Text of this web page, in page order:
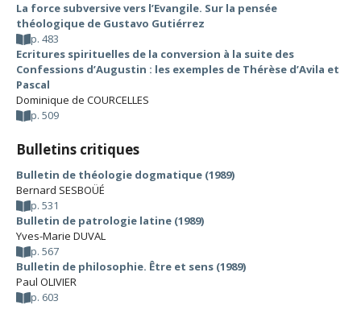
La force subversive vers l’Evangile. Sur la pensée
théologique de Gustavo Gutiérrez
p. 483
Ecritures spirituelles de la conversion à la suite des
Confessions d’Augustin : les exemples de Thérèse d’Avila et
Pascal
Dominique de COURCELLES
p. 509
Bulletins critiques
Bulletin de théologie dogmatique (1989)
Bernard SESBOÜÉ
p. 531
Bulletin de patrologie latine (1989)
Yves-Marie DUVAL
p. 567
Bulletin de philosophie. Être et sens (1989)
Paul OLIVIER
p. 603